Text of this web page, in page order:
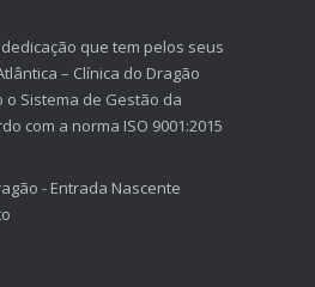
que tem pelos seus
– Clínica do Dragão
Sistema de Gestão da
com a norma ISO 9001:2015
- Entrada Nascente